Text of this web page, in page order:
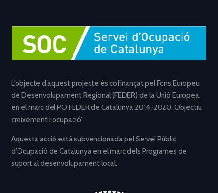
L’objecte d’aquest projecte és cofinançat pel Fons Europeu
de Desenvolupament Regional (FEDER) de la Unió Europea,
en el marc del PO FEDER de Catalunya 2014-2020. Objectiu
creixement i ocupació”
Aquesta acció està subvencionada pel Servei Públic
d’Ocupació de Catalunya en el marc dels Programes de
suport al desenvolupament local.